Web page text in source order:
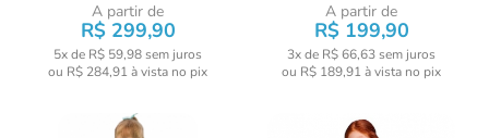
A partir de
R$ 299,90
5x de R$ 59,98sem juros
ou R$ 284,91 à vista no pix
A partir de
R$ 199,90
3x de R$ 66,63sem juros
ou R$ 189,91 à vista no pix